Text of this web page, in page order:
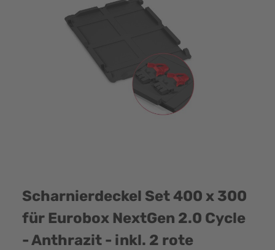
Scharnierdeckel Set 400 x 300
für Eurobox NextGen 2.0 Cycle
- Anthrazit - inkl. 2 rote